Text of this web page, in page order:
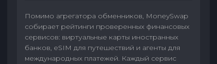
Помимо агрегатора обменников, MoneySwap
собирает рейтинги проверенных финансовых
сервисов: виртуальные карты иностранных
банков, eSIM для путешествий и агенты для
международных платежей. Каждый сервис